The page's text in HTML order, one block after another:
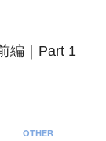
編｜Part 1
OTHER